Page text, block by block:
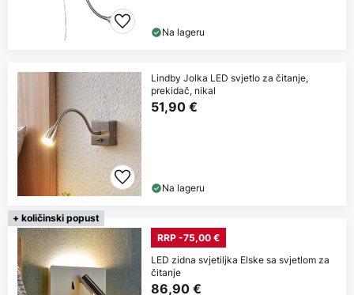
Na lageru
Lindby Jolka LED svjetlo za čitanje,
prekidač, nikal
51,90 €
Na lageru
+ količinski popust
RRP -75,00 €
LED zidna svjetiljka Elske sa svjetlom za
čitanje
86,90 €